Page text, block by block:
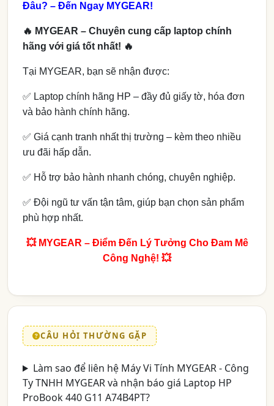
Đâu? – Đến Ngay MYGEAR!
🔥 MYGEAR – Chuyên cung cấp laptop chính
hãng với giá tốt nhất! 🔥
Tại MYGEAR, bạn sẽ nhận được:
✅ Laptop chính hãng HP – đầy đủ giấy tờ, hóa đơn
và bảo hành chính hãng.
✅ Giá cạnh tranh nhất thị trường – kèm theo nhiều
ưu đãi hấp dẫn.
✅ Hỗ trợ bảo hành nhanh chóng, chuyên nghiệp.
✅ Đội ngũ tư vấn tận tâm, giúp bạn chọn sản phẩm
phù hợp nhất.
💥 MYGEAR – Điểm Đến Lý Tưởng Cho Đam Mê
Công Nghệ! 💥
CÂU HỎI THƯỜNG GẶP
Làm sao để liên hệ Máy Vi Tính MYGEAR - Công
Ty TNHH MYGEAR và nhận báo giá Laptop HP
ProBook 440 G11 A74B4PT?